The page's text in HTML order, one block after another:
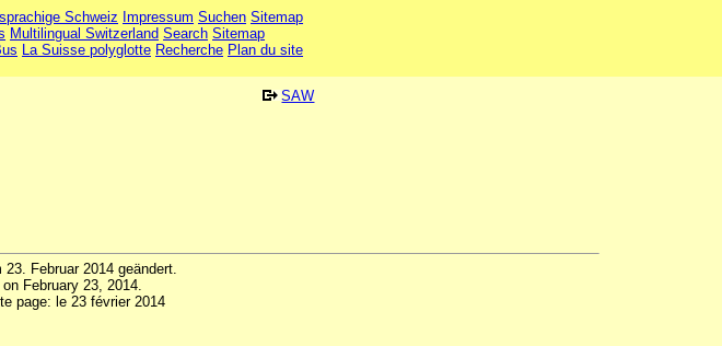
Schweiz Impressum Suchen Sitemap
Multilingual Switzerland Search Sitemap
La Suisse polyglotte Recherche Plan du site
SAW
Februar 2014 geändert.
February 23, 2014.
page: le 23 février 2014